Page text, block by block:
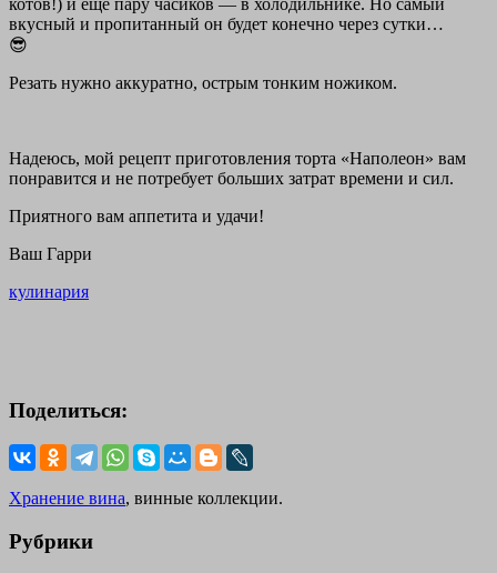
котов!) и еще пару часиков — в холодильнике. Но самый
вкусный и пропитанный он будет конечно через сутки…
😎
Резать нужно аккуратно, острым тонким ножиком.
Надеюсь, мой рецепт приготовления торта «Наполеон» вам
понравится и не потребует больших затрат времени и сил.
Приятного вам аппетита и удачи!
Ваш Гарри
кулинария
Поделиться:
Хранение вина, винные коллекции.
Рубрики